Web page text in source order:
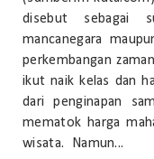
disebut sebagai
mancanegara
perkembangan
ikut naik kelas dan
dari penginapan
mematok harga
wisata. Namun...